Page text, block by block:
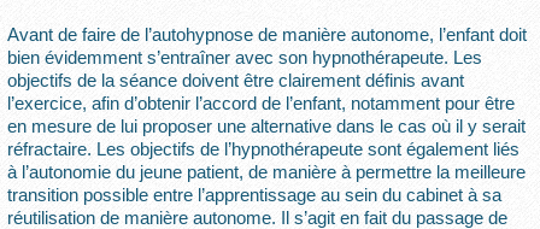
Avant de faire de l’autohypnose de manière autonome, l’enfant doit
bien évidemment s’entraîner avec son hypnothérapeute. Les
objectifs de la séance doivent être clairement définis avant
l’exercice, afin d’obtenir l’accord de l’enfant, notamment pour être
en mesure de lui proposer une alternative dans le cas où il y serait
réfractaire. Les objectifs de l’hypnothérapeute sont également liés
à l’autonomie du jeune patient, de manière à permettre la meilleure
transition possible entre l’apprentissage au sein du cabinet à sa
réutilisation de manière autonome. Il s’agit en fait du passage de